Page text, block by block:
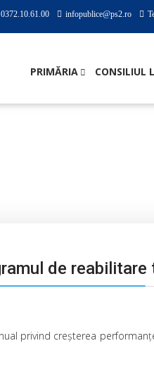
0372.10.61.00 infopublice@ps2.ro
PRIMĂRIA CONSILIUL
de
privind creşterea